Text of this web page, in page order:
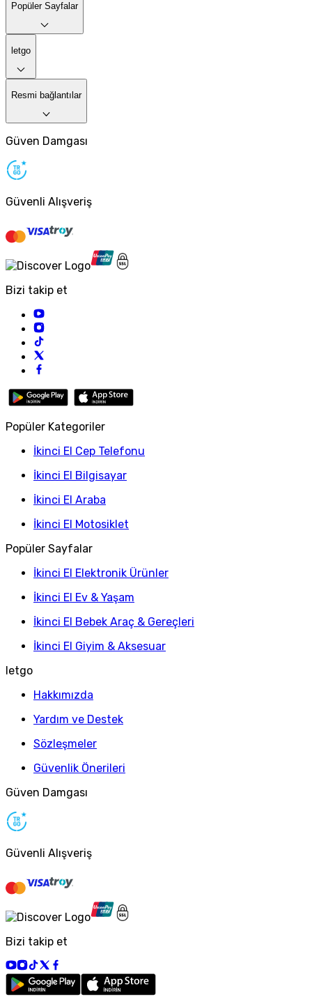
Popüler Sayfalar
letgo
Resmi bağlantılar
Güven Damgası
Güvenli Alışveriş
Bizi takip et
Popüler Kategoriler
İkinci El Cep Telefonu
İkinci El Bilgisayar
İkinci El Araba
İkinci El Motosiklet
Popüler Sayfalar
İkinci El Elektronik Ürünler
İkinci El Ev & Yaşam
İkinci El Bebek Araç & Gereçleri
İkinci El Giyim & Aksesuar
letgo
Hakkımızda
Yardım ve Destek
Sözleşmeler
Güvenlik Önerileri
Güven Damgası
Güvenli Alışveriş
Bizi takip et